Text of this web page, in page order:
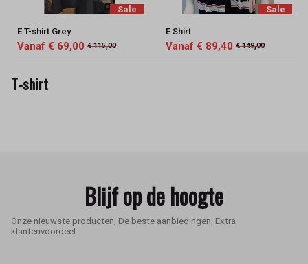
Sale
E T-shirt Grey
Vanaf € 69,00 € 115,00
Sale
E Shirt
Vanaf € 89,40 € 149,00
T-shirt
Blijf op de hoogte
Onze nieuwste producten, De beste aanbiedingen, Extra
klantenvoordeel